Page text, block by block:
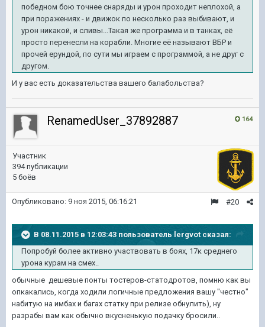
победном бою точнее снаряды и урон проходит неплохой, а
при поражениях - и движок по несколько раз выбивают, и
урон никакой, и сливы...Такая же программа и в танках, её
просто перенесли на корабли. Многие её называют ВБР и
прочей ерундой, по сути мы играем с программой, а не друг с
другом.
И у вас есть доказательства вашего балабольства?
164
RenamedUser_37892887
Участник
394 публикации
5 боёв
#20
Опубликовано: 9 ноя 2015, 06:16:21
В 08.11.2015 в 12:03:43 пользователь lergvot сказал:
Попробуй более активно участвовать в боях, 17к среднего
урона курам на смех..
обычные дешевые понты тостеров-статодротов, помню как вы
опкакались, когда ходили логичные предложения вашу "честно"
набитую на имбах и багах статку при релизе обнулить), ну
разрабы вам как обычно вкусненькую подачку бросили..